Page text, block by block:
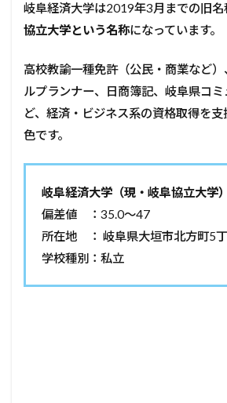
岐阜経済大学は2019年3月までの旧名
協立大学という名称になっています。
高校教諭一種免許（公民・商業など
ルプランナー、日商簿記、岐阜県コ
ど、経済・ビジネス系の資格取得を
色です。
岐阜経済大学（現・岐阜協立大学）
偏差値 ：35.0〜47
所在地 ： 岐阜県大垣市北方町5
学校種別：私立